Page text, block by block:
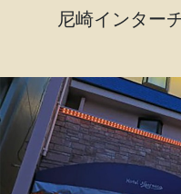
尼崎インター